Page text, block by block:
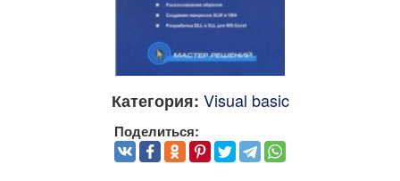
Категория: Visual basic
Поделиться: